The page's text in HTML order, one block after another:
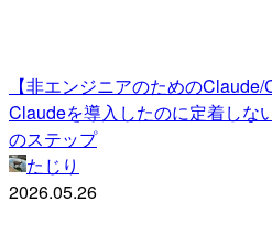
【非エンジニアのためのClaude/
Claudeを導入したのに定着し
のステップ
たじり
2026.05.26